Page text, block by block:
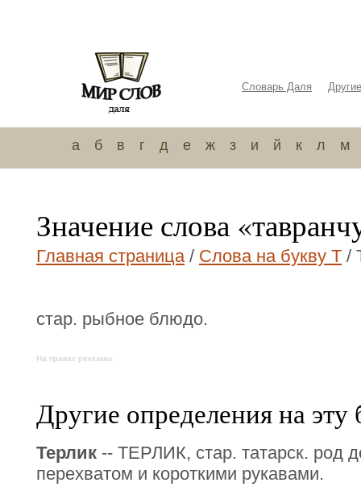
Словарь Даля
а б в г д е ж з и й к л м
Значение слова
Главная страница/ Слова на букву Т /
стар. рыбное блюдо.
На правах рекламы:
Другие определения на эту
Терлик -- ТЕРЛИК, стар. татарск. род
перехватом и короткими рукавами.